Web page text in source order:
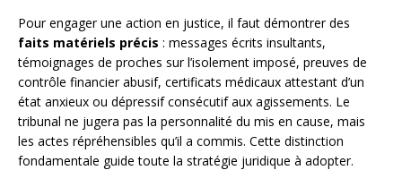
Pour engager une action en justice, il faut démontrer des
faits matériels précis : messages écrits insultants,
témoignages de proches sur l’isolement imposé, preuves de
contrôle financier abusif, certificats médicaux attestant d’un
état anxieux ou dépressif consécutif aux agissements. Le
tribunal ne jugera pas la personnalité du mis en cause, mais
les actes répréhensibles qu’il a commis. Cette distinction
fondamentale guide toute la stratégie juridique à adopter.